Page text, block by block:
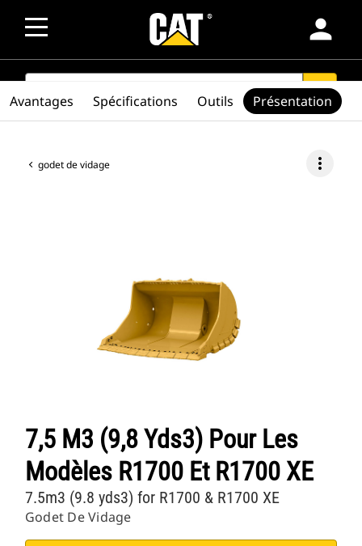
person
SEARCH search
godet de vidage more_vert
7,5 M3 (9,8 Yds3) Pour Les
Modèles R1700 Et R1700 XE
Godet De Vidage
7.5m3 (9.8 yds3) for R1700 & R1700 XE
Avantages Spécifications Outils Présentation